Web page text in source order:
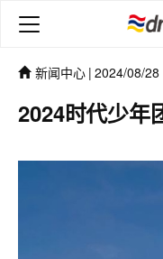
新闻中心 | 2024/08/28
2024时代少年